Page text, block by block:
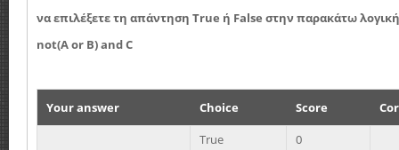
να επιλέξετε τη απάντηση True ή False στην παρακάτω
not(A or B) and C
Your answer Choice Score
True
0